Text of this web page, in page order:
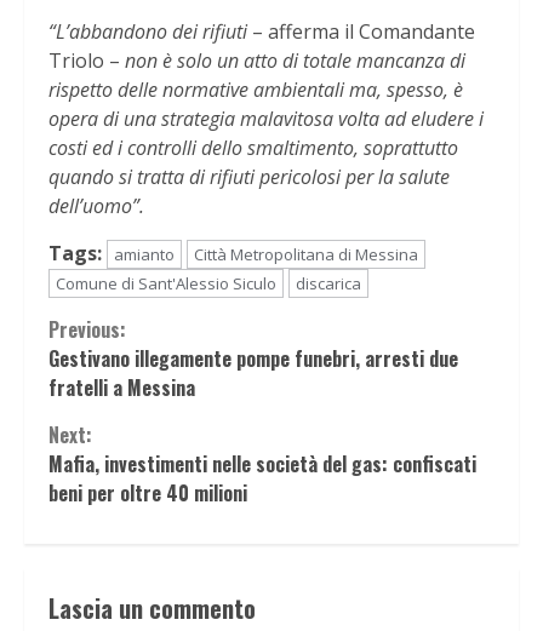
“L’abbandono dei rifiuti– afferma il Comandante
Triolo – non è solo un atto di totale mancanza di
rispetto delle normative ambientali ma, spesso, è
opera di una strategia malavitosa volta ad eludere i
costi ed i controlli dello smaltimento, soprattutto
quando si tratta di rifiuti pericolosi per la salute
dell’uomo”.
Tags:
amianto
Città Metropolitana di Messina
Comune di Sant'Alessio Siculo
discarica
Continue
Reading
Previous:
Gestivano illegamente pompe funebri, arresti due
fratelli a Messina
Next:
Mafia, investimenti nelle società del gas: confiscati
beni per oltre 40 milioni
Lascia un commento